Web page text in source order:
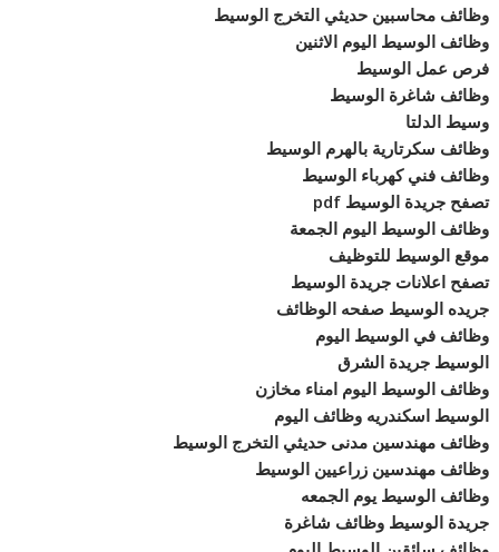
وظائف محاسبين حديثي التخرج الوسيط
وظائف الوسيط اليوم الاثنين
فرص عمل الوسيط
وظائف شاغرة الوسيط
وسيط الدلتا
وظائف سكرتارية بالهرم الوسيط
وظائف فني كهرباء الوسيط
تصفح جريدة الوسيط pdf
وظائف الوسيط اليوم الجمعة
موقع الوسيط للتوظيف
تصفح اعلانات جريدة الوسيط
جريده الوسيط صفحه الوظائف
وظائف في الوسيط اليوم
الوسيط جريدة الشرق
وظائف الوسيط اليوم امناء مخازن
الوسيط اسكندريه وظائف اليوم
وظائف مهندسين مدنى حديثي التخرج الوسيط
وظائف مهندسين زراعيين الوسيط
وظائف الوسيط يوم الجمعه
جريدة الوسيط وظائف شاغرة